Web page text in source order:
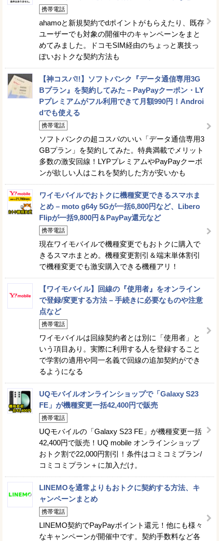
携帯電話
ahamoと新規契約でdポイントがもらえたり、既存
ユーザーでも対象の開催中のキャンペーンをまと
めてみました。ドコモSIM経由のちょっと裏技っ
ぽいおトクな契約方法も
【神コスパ!!】ソフトバンク『データ通信専用3G
Bプラン』を契約してみた – PayPayクーポン・LY
Pプレミアムがフル利用できて月額990円！Androi
dでも使える
携帯電話
ソフトバンクの超コスパのいい「データ通信専用3
GBプラン」を契約してみた。特典満載でメリット
多数の激安回線！LYPプレミアムやPayPayクーポ
ンが欲しい人はこれを契約した方が安いかも
ワイモバイルでおトクに機種変更できるスマホま
とめ – moto g64y 5Gが一括6,800円など、Libero
Flipが一括9,800円＆PayPay還元など
携帯電話
現在ワイモバイルで機種変更でもおトクに購入で
きるスマホまとめ。機種変更割引＆端末単体割引
で機種変更でも激安購入できる機種アリ！
【ワイモバイル】回線の『使用者』をオンライン
で登録/変更する方法 – 手続きに必要なものや注意
点など
携帯電話
ワイモバイルは回線契約者とは別に「使用者」と
いう項目あり。実際に利用する人を登録すること
で学割の適用や同一名義で回線の追加契約ができ
るようになる
UQモバイルオンラインショップで「Galaxy S23
FE」が機種変更一括42,400円で販売
携帯電話
UQモバイルの「Galaxy S23 FE」が機種変更一括
42,400円で販売！UQ mobile オンラインショップ
おトク割で22,000円割引！条件はコミコミプラン/
コミコミプラン＋に加入だけ。
LINEMOを通常よりもおトクに契約する方法、キ
ャンペーンまとめ
携帯電話
LINEMO契約でPayPayポイント還元！他にも様々
なキャンペーンが開催中です。契約手数料など各